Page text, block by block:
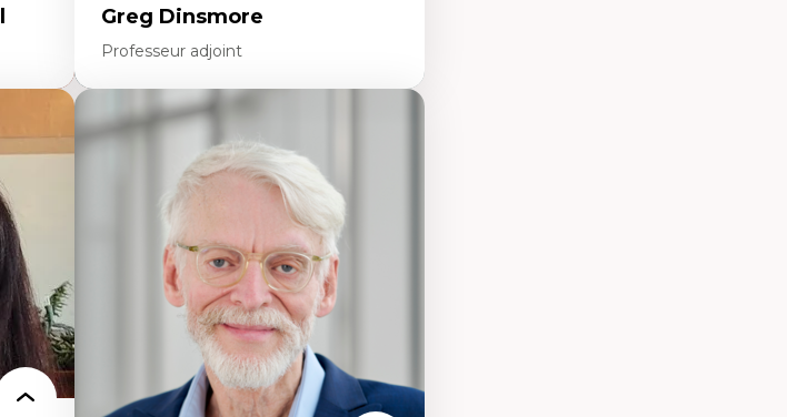
Greg Dinsmore
Professeur adjoint
Expertises
Fragmentation des auditoires médiatiques
Analyse multi-plateforme des auditoires
médiatiques
Analyse des comportements numériques à
travers les données massives et l’IA
Recherche quantitative et qualitative sur
les auditoires médiatiques
Épistémologie des techniques de recherche
numérique et l’IA
Théorie des droits de la personne
La pensée politique d’Hannah Arendt
La pensée politique à l’ère numérique
Justice internationale et normes
internationales